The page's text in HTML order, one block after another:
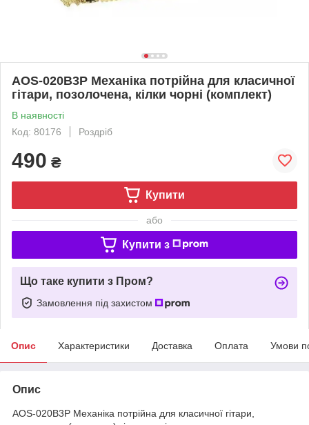
AOS-020B3P Механіка потрійна для класичної
гітари, позолочена, кілки чорні (комплект)
В наявності
Код: 80176
Роздріб
490 ₴
Купити
або
Купити з
Що таке купити з Пром?
Замовлення під захистом
Опис Характеристики Доставка Оплата Умови
Опис
AOS-020B3P Механіка потрійна для класичної гітари,